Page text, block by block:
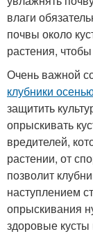
влаги
почвы около
растения,
Очень важной
клубники
защитить
опрыскивать
вредителей,
растении, от
позволит
наступлением
опрыскивания
здоровые